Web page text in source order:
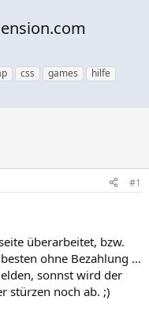
css games
hilfe
#1
überarbeitet, bzw.
ohne Bezahlung ...
sonnst wird der
stürzen noch ab. ;)